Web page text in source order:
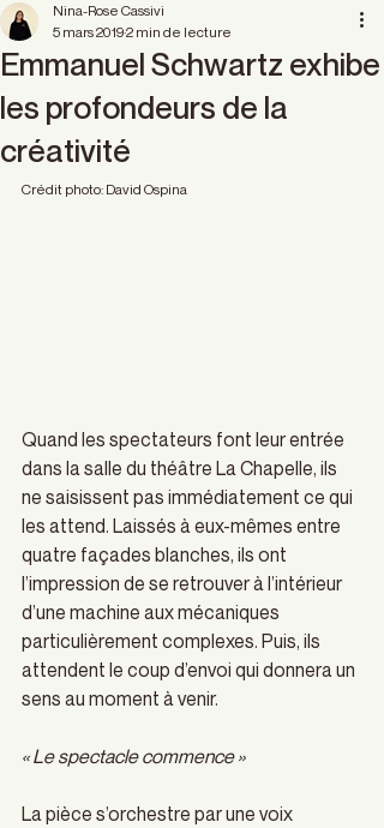
Emmanuel Schwartz exhibe
les profondeurs de la
créativité
Nina-Rose Cassivi
5 mars 20192 min de lecture
Crédit photo: David Ospina
Quand les spectateurs font leur entrée
dans la salle du théâtre La Chapelle, ils
ne saisissent pas immédiatement ce qui
les attend. Laissés à eux-mêmes entre
quatre façades blanches, ils ont
l’impression de se retrouver à l’intérieur
d’une machine aux mécaniques
particulièrement complexes. Puis, ils
attendent le coup d’envoi qui donnera un
sens au moment à venir.
« Le spectacle commence »
La pièce s’orchestre par une voix